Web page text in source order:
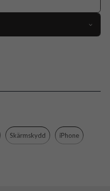
Case friendly, Kameraskydd
PanzerGlass
Skärmskydd iPhone